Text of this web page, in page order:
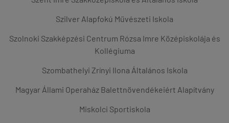
Szilver Alapfokú Művészeti Iskola
Szolnoki Szakképzési Centrum Rózsa Imre Középiskolája és
Kollégiuma
Szombathelyi Zrínyi Ilona Általános Iskola
Magyar Állami Operaház Balettnövendékeiért Alapítvány
Miskolci Sportiskola